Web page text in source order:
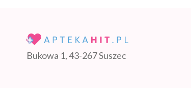
Bukowa 1, 43-267 Suszec